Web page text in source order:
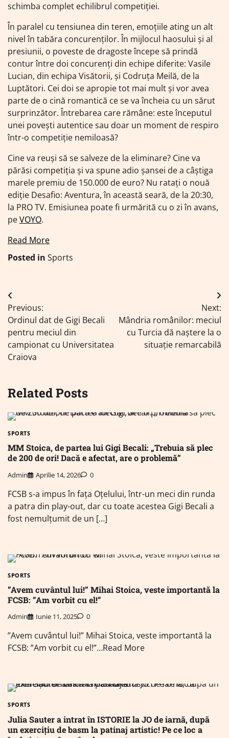
schimba complet echilibrul competiției.
În paralel cu tensiunea din teren, emoțiile ating un alt
nivel în tabăra concurenților. În mijlocul haosului și al
presiunii, o poveste de dragoste începe să prindă
contur între doi concurenți din echipe diferite: Vasile
Lucian, din echipa Visătorii, și Codruța Meilă, de la
Luptători. Cei doi se apropie tot mai mult și vor avea
parte de o cină romantică ce se va încheia cu un sărut
surprinzător. Întrebarea care rămâne: este începutul
unei povești autentice sau doar un moment de respiro
într-o competiție nemiloasă?
Cine va reuși să se salveze de la eliminare? Cine va
părăsi competiția și va spune adio șansei de a câștiga
marele premiu de 150.000 de euro? Nu ratați o nouă
ediție Desafio: Aventura, în această seară, de la 20:30,
la PRO TV. Emisiunea poate fi urmărită cu o zi în avans,
peVOYO.
Read More
Posted in Sports
Navigare
în
articole
Previous:
Ordinul dat de Gigi Becali
pentru meciul din
campionat cu Universitatea
Craiova
Next:
Mândria românilor: meciul
cu Turcia dă naștere la o
situație remarcabilă
Related Posts
SPORTS
MM Stoica, de partea lui Gigi Becali: „Trebuia să plec
de 200 de ori! Dacă e afectat, are o problemă”
Admin Aprilie 14, 2026 0
FCSB s-a impus în fața Oțelului, într-un meci din runda
a patra din play-out, dar cu toate acestea Gigi Becali a
fost nemulțumit de un […]
SPORTS
”Avem cuvântul lui!” Mihai Stoica, veste importantă la
FCSB: ”Am vorbit cu el!”
Admin Iunie 11, 2025 0
”Avem cuvântul lui!” Mihai Stoica, veste importantă la
FCSB: ”Am vorbit cu el!”…Read More
SPORTS
Julia Sauter a intrat în ISTORIE la JO de iarnă, după
un exercițiu de basm la patinaj artistic! Pe ce loc a